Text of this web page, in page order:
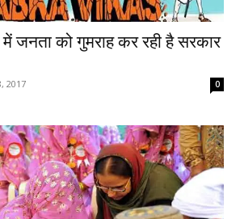
जनता को गुमराह कर रही है सरकार
2017 0